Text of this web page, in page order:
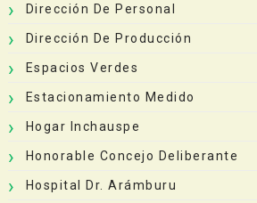
Dirección De Personal
Dirección De Producción
Espacios Verdes
Estacionamiento Medido
Hogar Inchauspe
Honorable Concejo Deliberante
Hospital Dr. Arámburu